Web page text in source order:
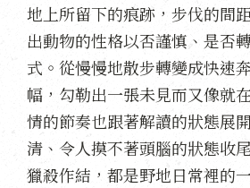
地上所留下的痕跡，步伐的間
出動物的性格以否謹慎、是否
式。從慢慢地散步轉變成快速
幅，勾勒出一張未見而又像就
情的節奏也跟著解讀的狀態展
清、令人摸不著頭腦的狀態收
獵殺作結，都是野地日常裡的